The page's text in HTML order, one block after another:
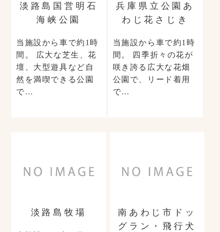
淡路島国営明石
海峡公園
当施設から車で約1時
間。 広大な芝生、花
壇、大型遊具など自
然を満喫できる公園
で…
兵庫県立公園あ
わじ花さじき
当施設から車で約1時
間。 四季折々の花が
咲き誇る広大な花畑
公園で、リード着用
で…
淡路島牧場
南あわじ市ドッ
グラン・飛行犬